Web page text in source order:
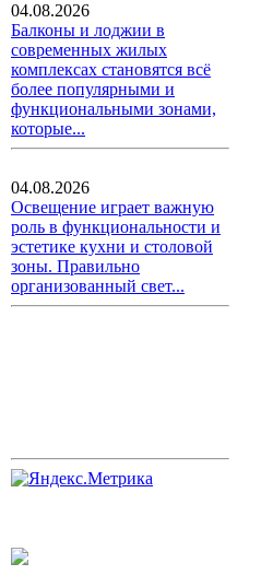
04.08.2026
Балконы и лоджии в
современных жилых
комплексах становятся всё
более популярными и
функциональными зонами,
которые...
04.08.2026
Освещение играет важную
роль в функциональности и
эстетике кухни и столовой
зоны. Правильно
организованный свет...